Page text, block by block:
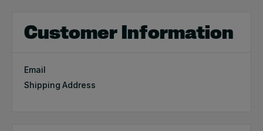
Customer Information
Email
Shipping Address